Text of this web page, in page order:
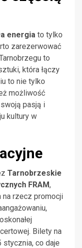
energia to tylko
zarezerwować
to
która łączy
to nie tylko
możliwość
pasją i
kultury w
Tarnobrzeskie
FRAM,
na rzecz promocji
Bilety na
co daje